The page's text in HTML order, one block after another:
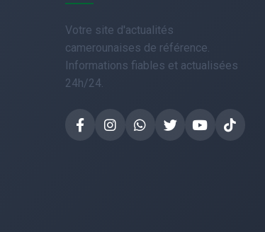
Votre site d'actualités
camerounaises de référence.
Informations fiables et actualisées
24h/24.